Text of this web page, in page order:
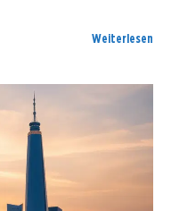
Weiterlesen